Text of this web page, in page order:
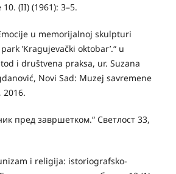
(II) (1961): 3–5.
u memorijalnoj skulpturi
’Kragujevački oktobar’.“ u
i društvena praksa, ur. Suzana
Novi Sad: Muzej savremene
2016.
пред завршетком.“ Светлост 33,
i religija: istoriografsko-